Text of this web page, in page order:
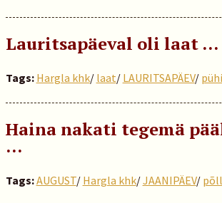
Lauritsapäeval oli laat …
Tags: Hargla khk/ laat/ LAURITSAPÄEV/
Haina nakati tegemä
…
Tags:AUGUST/ Hargla khk/JAANIPÄEV/